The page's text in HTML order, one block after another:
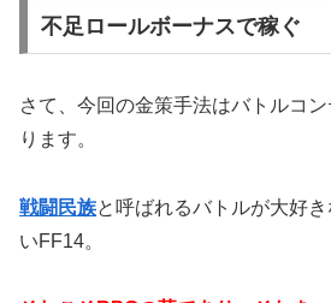
不足ロールボーナスで稼ぐ
さて、今回の金策手法はバトルコ
ります。
戦闘民族と呼ばれるバトルが大好
いFF14。